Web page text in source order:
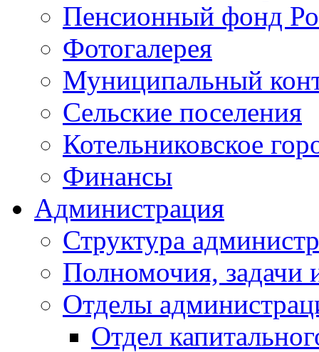
Пенсионный фонд
Фотогалерея
Муниципальный
Сельские поселения
Котельниковское
Финансы
Администрация
Структура
Полномочия, задачи
Отделы
Отдел